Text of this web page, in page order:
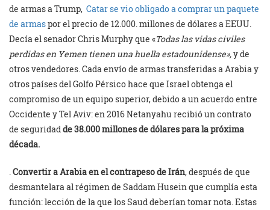
de armas a Trump, Catar se vio obligado a comprar un paquete
de armaspor el precio de 12.000. millones de dólares a EEUU.
Decía el senador Chris Murphy que «Todas las vidas civiles
perdidas en Yemen tienen una huella estadounidense»,y de
otros vendedores. Cada envío de armas transferidas a Arabia y
otros países del Golfo Pérsico hace que Israel obtenga el
compromiso de un equipo superior, debido a un acuerdo entre
Occidente y Tel Aviv: en 2016 Netanyahu recibió un contrato
de seguridadde 38.000 millones de dólares para la próxima
década.
.Convertir a Arabia en el contrapeso de Irán, después de que
desmantelara al régimen de Saddam Husein que cumplía esta
función: lección de la que los Saud deberían tomar nota. Estas